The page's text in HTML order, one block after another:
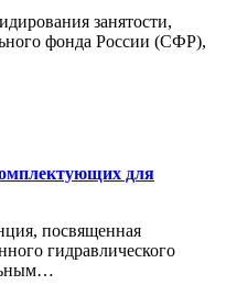
занятости,
фонда России (СФР),
для
посвященная
гидравлического